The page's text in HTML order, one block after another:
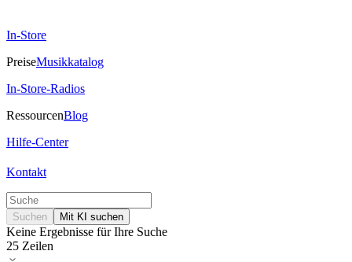
In-Store
PreiseMusikkatalog
In-Store-Radios
RessourcenBlog
Hilfe-Center
Kontakt
Suchen Mit KI suchen
Keine Ergebnisse für Ihre Suche
25 Zeilen